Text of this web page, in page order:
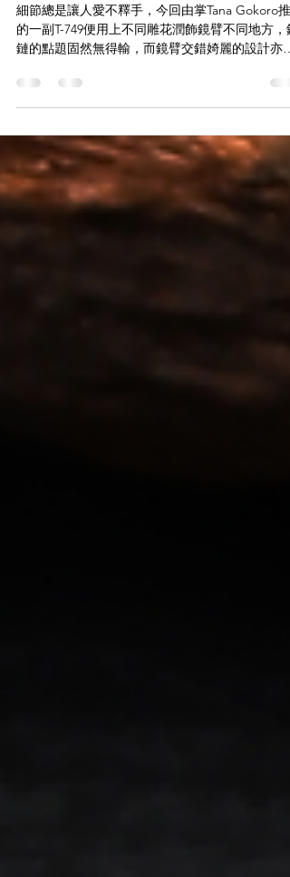
品｜金子眼鏡旗下系列】'T-749'
細節總是讓人愛不釋手，今回由掌Tana Gokoro推
鏈的點題固然無得輸，而鏡臂交錯婍麗的設計亦同
樣是為無得輸，整副眼鏡同時更用上黑金設計示
WHATSAPP即時向店員查詢：...